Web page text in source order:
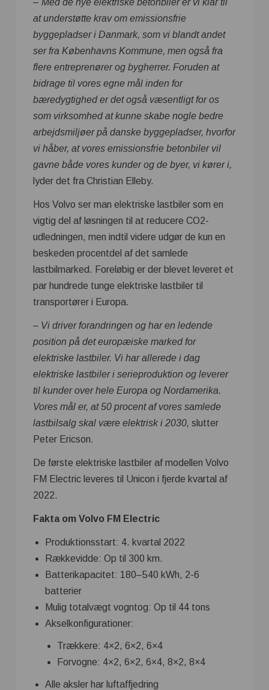
– Med de nye elektriske betonbiler er vi klar til
at understøtte krav om emissionsfrie
byggepladser i Danmark, som vi blandt andet
ser fra Københavns Kommune, men også fra
flere entreprenører og bygherrer. Foruden at
bidrage til vores egne mål inden for
bæredygtighed er det også væsentligt for os
som virksomhed at kunne skabe nogle bedre
arbejdsmiljøer på danske byggepladser, hvorfor
vi håber, at vores emissionsfrie betonbiler vil
gavne både vores kunder og de byer, vi kører i,
lyder det fra Christian Elleby.
Hos Volvo ser man elektriske lastbiler som en
vigtig del af løsningen til at reducere CO2-
udledningen, men indtil videre udgør de kun en
beskeden procentdel af det samlede
lastbilmarked. Foreløbig er der blevet leveret et
par hundrede tunge elektriske lastbiler til
transportører i Europa.
– Vi driver forandringen og har en ledende
position på det europæiske marked for
elektriske lastbiler. Vi har allerede i dag
elektriske lastbiler i serieproduktion og leverer
til kunder over hele Europa og Nordamerika.
Vores mål er, at 50 procent af vores samlede
lastbilsalg skal være elektrisk i 2030, slutter
Peter Ericson.
De første elektriske lastbiler af modellen Volvo
FM Electric leveres til Unicon i fjerde kvartal af
2022.
Fakta om Volvo FM Electric
Produktionsstart: 4. kvartal 2022
Rækkevidde: Op til 300 km.
Batterikapacitet: 180–540 kWh, 2-6
batterier
Mulig totalvægt vogntog: Op til 44 tons
Akselkonfigurationer:
Trækkere: 4×2, 6×2​, 6×4
Forvogne: 4×2, 6×2, 6×4, 8×2, 8×4
Alle aksler har luftaffjedring